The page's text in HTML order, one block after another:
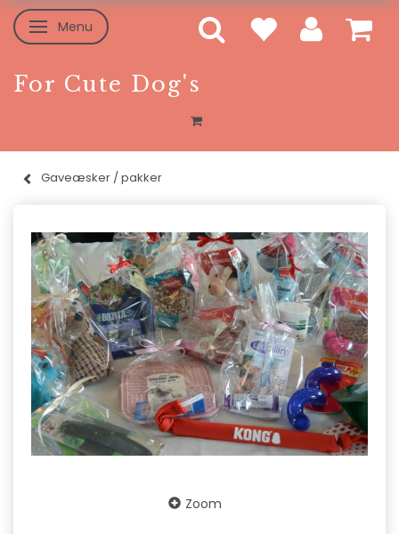
Skifte navigation
Menu
For Cute Dog's
Gaveæsker / pakker
Zoom